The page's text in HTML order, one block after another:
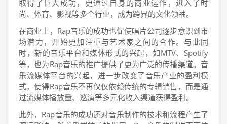
取得了巨大成功，更通过自身的商业运作，进入了时
尚、体育、影视等多个行业，成为跨界的文化领袖。
在商业上，Rap音乐的成功也促使唱片公司逐步意识到市
场潜力，开始更加注重与艺术家之间的合作。与此同
时，新的音乐平台和媒体形式的兴起，如MTV、Spotify
等，也为Rap音乐的推广提供了更为广泛的传播渠道。音
乐流媒体平台的兴起，进一步改变了音乐产业的盈利模
式，使得Rap音乐不再仅仅依赖传统的专辑销售，而是通
过流媒体播放量、巡演等多元化收入渠道获得盈利。
此外，Rap音乐的成功还对音乐制作的技术和流程产生了